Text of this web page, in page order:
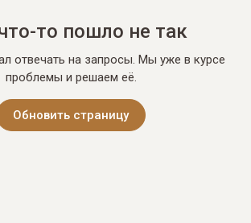
то пошло не так
отвечать на запросы. Мы уже в курсе
проблемы и решаем её.
Обновить страницу